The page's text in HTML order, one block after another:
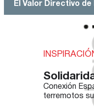
El Valor Directivo
Conexión
terremotos